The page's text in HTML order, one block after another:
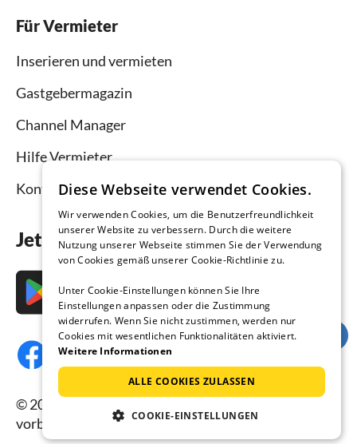
Für Vermieter
Inserieren und vermieten
Gastgebermagazin
Channel Manager
Hilfe Vermieter
Kontakt
Jetzt die App downloaden
© 2026 Ferienhausmiete.de, alle Rechte
vorbehalten.
Diese Webseite verwendet Cookies.
Wir verwenden Cookies, um die Benutzerfreundlichkeit
unserer Website zu verbessern. Durch die weitere
Nutzung unserer Webseite stimmen Sie der Verwendung
von Cookies gemäß unserer Cookie-Richtlinie zu.
Unter Cookie-Einstellungen können Sie Ihre
Einstellungen anpassen oder die Zustimmung
widerrufen. Wenn Sie nicht zustimmen, werden nur
Cookies mit wesentlichen Funktionalitäten aktiviert.
Weitere Informationen
ALLE COOKIES ZULASSEN
COOKIE-EINSTELLUNGEN